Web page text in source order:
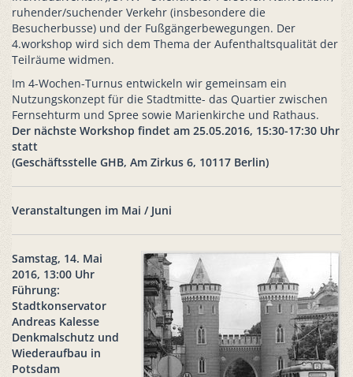
ruhender/suchender Verkehr (insbesondere die
Besucherbusse) und der Fußgängerbewegungen. Der
4.workshop wird sich dem Thema der Aufenthaltsqualität der
Teilräume widmen.
Im 4-Wochen-Turnus entwickeln wir gemeinsam ein
Nutzungskonzept für die Stadtmitte- das Quartier zwischen
Fernsehturm und Spree sowie Marienkirche und Rathaus.
Der nächste Workshop findet am 25.05.2016, 15:30-17:30 Uhr
statt
(Geschäftsstelle GHB, Am Zirkus 6, 10117 Berlin)
Veranstaltungen im Mai / Juni
Samstag, 14. Mai
2016, 13:00 Uhr
Führung:
Stadtkonservator
Andreas Kalesse
Denkmalschutz und
Wiederaufbau in
Potsdam